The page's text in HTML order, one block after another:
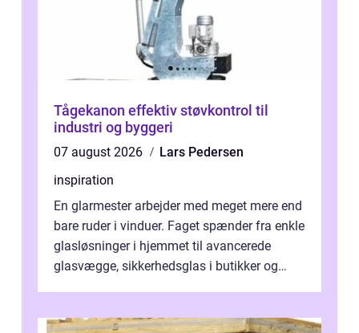
Tågekanon effektiv støvkontrol til
industri og byggeri
07 august 2026
Lars Pedersen
inspiration
En glarmester arbejder med meget mere end
bare ruder i vinduer. Faget spænder fra enkle
glasløsninger i hjemmet til avancerede
glasvægge, sikkerhedsglas i butikker og